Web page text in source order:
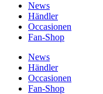
News
Händler
Occasionen
Fan-Shop
News
Händler
Occasionen
Fan-Shop